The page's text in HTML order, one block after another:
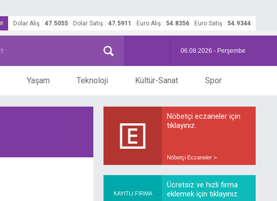
Dolar Alış : 47.5055 Dolar Satış : 47.5911 Euro Alış : 54.8356 Euro Satış : 54.9344
06.08.2026 - Perşembe
Yaşam Teknoloji Kültür-Sanat Spor
Nöbetçi eczaneler için
tıklayınız.
Nöbetçi Eczaneler >
KAYITLI FİRMA
Ücretsiz ve hızlı firma
eklemek için tıklayınız.